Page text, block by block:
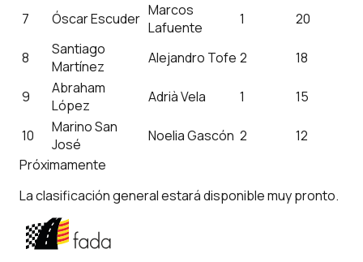
7
Óscar Escuder Marcos
Lafuente
1 20
8
Santiago
Martínez
Alejandro Tofe 2 18
9
Abraham
López
Adrià Vela 1 15
10
Marino San
José
Noelia Gascón 2
12
Próximamente
La clasificación general estará disponible muy pronto.